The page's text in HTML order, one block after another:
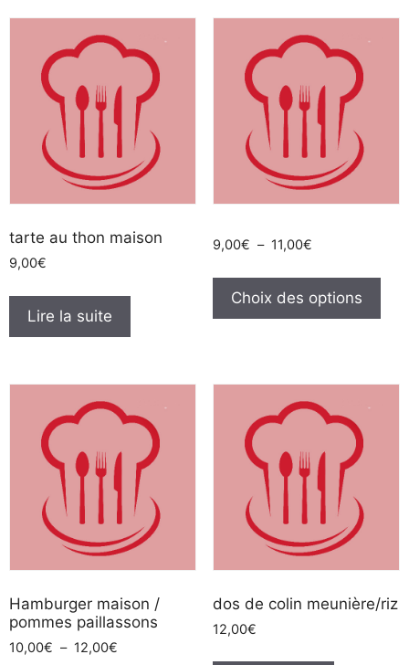
tarte au thon maison
9,00€
Lire la suite
9,00€ – 11,00€Plage
prix :
9,00€
à
Choix des options
a
Les
du
Hamburger maison /
pommes paillassons
10,00€ – 12,00€
dos de colin meunière/riz
12,00€